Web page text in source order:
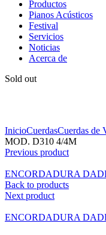
Productos
Pianos Acústicos
Festival
Servicios
Noticias
Acerca de
Sold out
InicioCuerdasCuerdas de
MOD. D310 4/4M
Previous product
ENCORDADURA
Back to products
Next product
ENCORDADURA